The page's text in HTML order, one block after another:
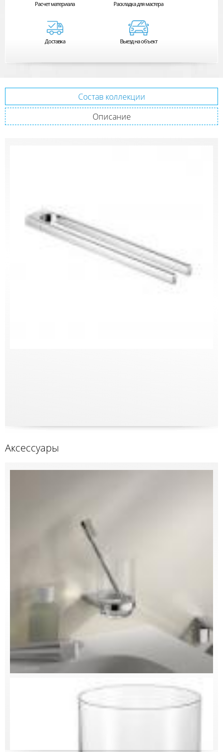
Расчетматериала Раскладка для мастера
Доставка Выезд на объект
Состав коллекции
Описание
Аксессуары